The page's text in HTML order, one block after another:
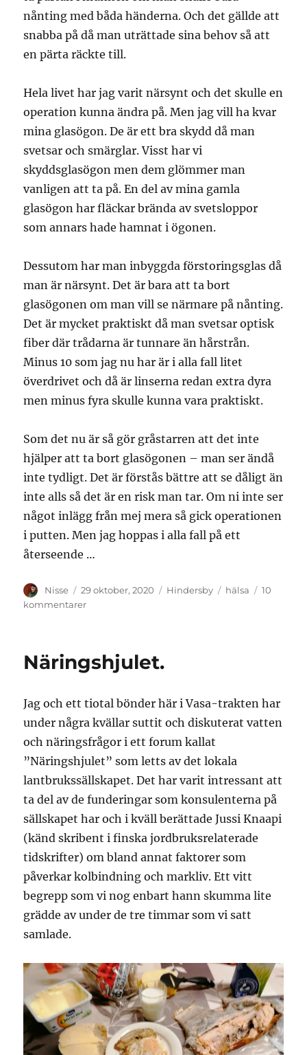
nånting med båda händerna. Och det gällde att
snabba på då man uträttade sina behov så att
en pärta räckte till.
Hela livet har jag varit närsynt och det skulle en
operation kunna ändra på. Men jag vill ha kvar
mina glasögon. De är ett bra skydd då man
svetsar och smärglar. Visst har vi
skyddsglasögon men dem glömmer man
vanligen att ta på. En del av mina gamla
glasögon har fläckar brända av svetsloppor
som annars hade hamnat i ögonen.
Dessutom har man inbyggda förstoringsglas då
man är närsynt. Det är bara att ta bort
glasögonen om man vill se närmare på nånting.
Det är mycket praktiskt då man svetsar optisk
fiber där trådarna är tunnare än hårstrån.
Minus 10 som jag nu har är i alla fall litet
överdrivet och då är linserna redan extra dyra
men minus fyra skulle kunna vara praktiskt.
Som det nu är så gör gråstarren att det inte
hjälper att ta bort glasögonen – man ser ändå
inte tydligt. Det är förstås bättre att se dåligt än
inte alls så det är en risk man tar. Om ni inte ser
något inlägg från mej mera så gick operationen
i putten. Men jag hoppas i alla fall på ett
återseende …
Författare
Nisse
Publicerat
den
29 oktober, 2020 Kategorier
Hindersby Etiketter
hälsa
10
kommentarertill
får
man
Näringshjulet.
Jag och ett tiotal bönder här i Vasa-trakten har
under några kvällar suttit och diskuterat vatten
och näringsfrågor i ett forum kallat
”Näringshjulet” som letts av det lokala
lantbrukssällskapet. Det har varit intressant att
ta del av de funderingar som konsulenterna på
sällskapet har och i kväll berättade Jussi Knaapi
(känd skribent i finska jordbruksrelaterade
tidskrifter) om bland annat faktorer som
påverkar kolbindning och markliv. Ett vitt
begrepp som vi nog enbart hann skumma lite
grädde av under de tre timmar som vi satt
samlade.